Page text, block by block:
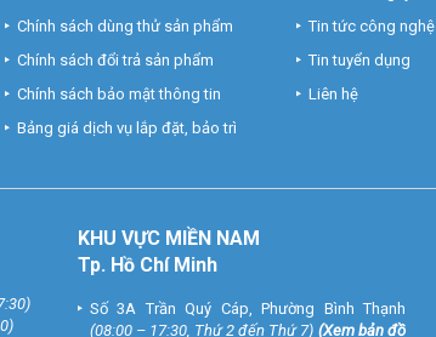
Chính sách dùng thử sản phẩm
Chính sách đổi trả sản phẩm
Chính sách bảo mật thông tin
Bảng giá dịch vụ lắp đặt, bảo trì
Tin tức công nghệ
Tin tuyển dụng
Liên hệ
KHU VỰC MIỀN NAM
Tp. Hồ Chí Minh
Số 3A Trần Quý Cáp, Phường Bình Thạnh
(08:00 – 17:30, Thứ 2 đến Thứ 7) (Xem bản đồ